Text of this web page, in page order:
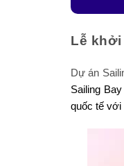
Lễ khởi
Dự án
Sailing
quốc tế với